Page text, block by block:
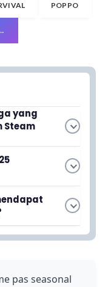
POPPO
yang
Steam
berbagai
game
tergantung
masing.
ditunggu para
diskon,
game dari
pas seasonal